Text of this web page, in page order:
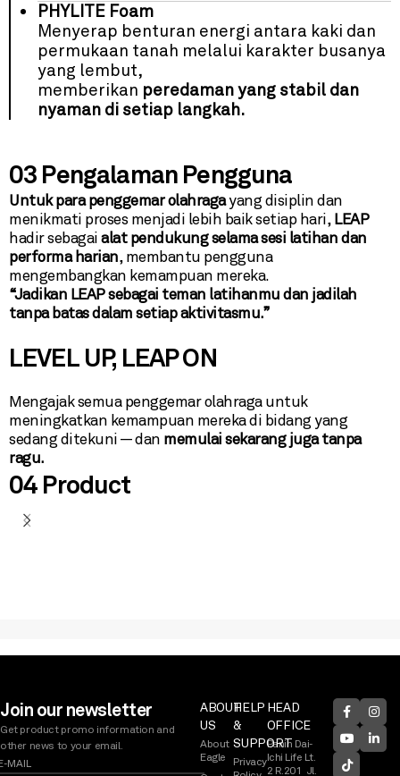
PHYLITE Foam
Menyerap benturan energi antara kaki dan
permukaan tanah melalui karakter busanya
yang lembut,
memberikan peredaman yang stabil dan
nyaman di setiap langkah.
03 Pengalaman Pengguna
Untuk para penggemar olahragayang disiplin dan
menikmati proses menjadi lebih baik setiap hari, LEAP
hadir sebagaialat pendukung selama sesi latihan dan
performa harian, membantu pengguna
mengembangkan kemampuan mereka.
“Jadikan LEAP sebagai teman latihanmu dan jadilah
tanpa batas dalam setiap aktivitasmu.”
LEVEL UP, LEAP ON
Mengajak semua penggemar olahraga untuk
meningkatkan kemampuan mereka di bidang yang
sedang ditekuni — dan memulai sekarang juga tanpa
ragu.
04 Product
Read more
Join our newsletter
Get product promo information and
other news to your email.
ABOUT
US
About
Eagle
HELP
&
SUPPORT
Privacy
HEAD
OFFICE
Panin Dai-
Ichi Life Lt.
2 R.201 Jl.